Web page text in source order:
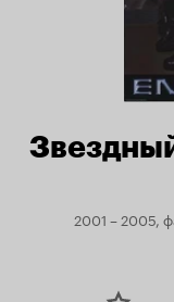
2001 – 2005,